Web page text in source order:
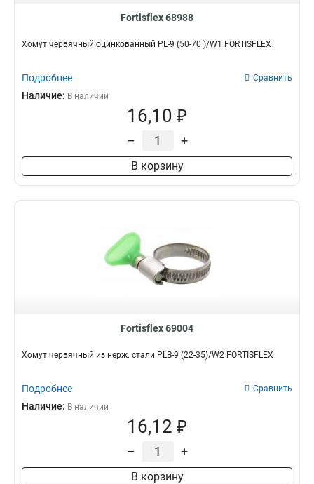
Fortisflex 68988
Хомут червячный оцинкованный PL-9 (50-70 )/W1 FORTISFLEX
Подробнее Сравнить
Наличие: В наличии
16,10 ₽
– +
В корзину
Fortisflex 69004
Хомут червячный из нерж. стали PLB-9 (22-35)/W2 FORTISFLEX
Подробнее Сравнить
Наличие: В наличии
16,12 ₽
– +
В корзину